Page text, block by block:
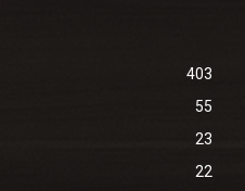
403
55
23
22